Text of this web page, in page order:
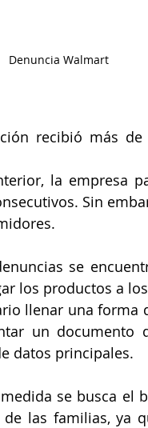
Denuncia Walmart
recibió más
Sin
se
los productos a
llenar una forma
un documento
datos principales.
se busca el
las familias, ya